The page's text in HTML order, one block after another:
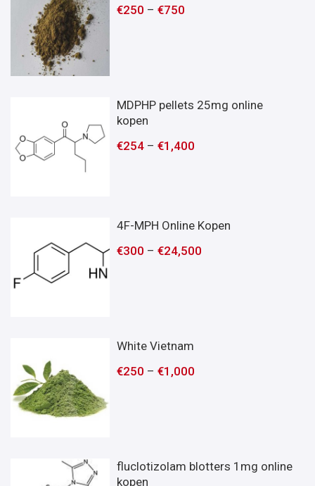
€250 –€750
MDPHP pellets 25mg online
kopen
€254 –€1,400
4F-MPH Online Kopen
€300 –€24,500
White Vietnam
€250 –€1,000
fluclotizolam blotters 1mg online
kopen